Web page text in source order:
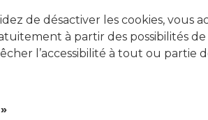
de désactiver les cookies,
à partir des possibilités
l’accessibilité à tout ou partie